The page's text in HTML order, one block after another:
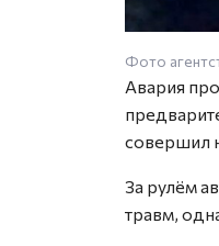
Фото
Авария
совершил
За рулём
травм,